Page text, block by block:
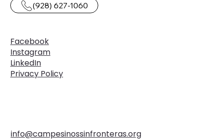
(928) 627-1060
Facebook
Instagram
LinkedIn
Privacy Policy
info@campesinossinfronteras.org